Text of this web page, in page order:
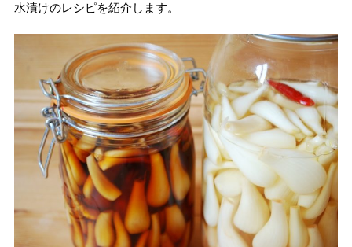
水漬けのレシピを紹介します。